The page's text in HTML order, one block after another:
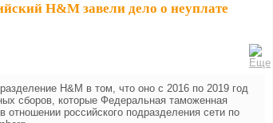
H&M завели дело о неуплате
H&M в том, что оно с 2016 по 2019 год
сборов, которые Федеральная таможенная
российского подразделения сети по